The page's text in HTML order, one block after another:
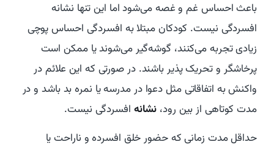
باعث احساس غم و غصه می‌شود اما این تنها نشانه
افسردگی نیست. کودکان مبتلا به افسردگی احساس پوچی
زیادی تجربه می‌کنند، گوشه‌گیر می‌شوند یا ممکن است
پرخاشگر و تحریک پذیر باشند. در صورتی که این علائم در
واکنش به اتفاقاتی مثل دعوا در مدرسه یا نمره بد باشد و در
مدت کوتاهی از بین رود، نشانه افسردگی نیست.
حداقل مدت زمانی که حضور خلق افسرده و ناراحت یا